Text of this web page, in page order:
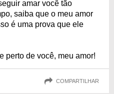
amar você tão
saiba que o meu amor
é uma prova que ele
perto de você, meu amor!
COMPARTILHAR